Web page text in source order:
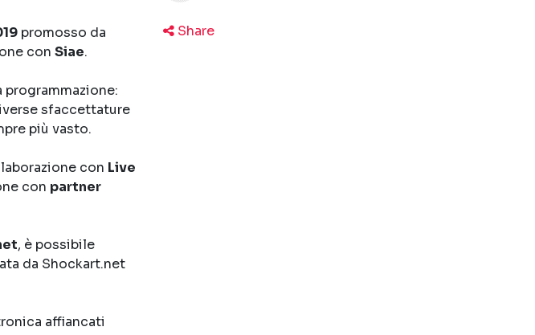
promosso da
con Siae.
sfaccettature
più vasto.
con Live
con partner
, è possibile
da Shockart.net
affiancati
Share